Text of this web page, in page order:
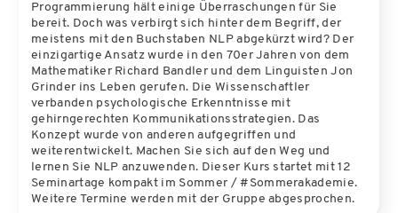
Programmierung hält einige Überraschungen für Sie
bereit. Doch was verbirgt sich hinter dem Begriff, der
meistens mit den Buchstaben NLP abgekürzt wird? Der
einzigartige Ansatz wurde in den 70er Jahren von dem
Mathematiker Richard Bandler und dem Linguisten Jon
Grinder ins Leben gerufen. Die Wissenschaftler
verbanden psychologische Erkenntnisse mit
gehirngerechten Kommunikationsstrategien. Das
Konzept wurde von anderen aufgegriffen und
weiterentwickelt. Machen Sie sich auf den Weg und
lernen Sie NLP anzuwenden. Dieser Kurs startet mit 12
Seminartage kompakt im Sommer / #Sommerakademie.
Weitere Termine werden mit der Gruppe abgesprochen.